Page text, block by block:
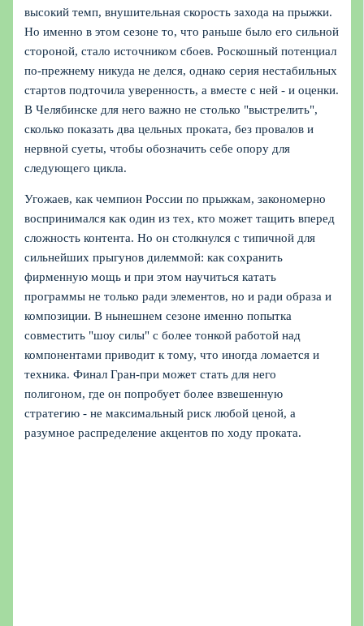
высокий темп, внушительная скорость захода на прыжки.
Но именно в этом сезоне то, что раньше было его сильной
стороной, стало источником сбоев. Роскошный потенциал
по-прежнему никуда не делся, однако серия нестабильных
стартов подточила уверенность, а вместе с ней - и оценки.
В Челябинске для него важно не столько "выстрелить",
сколько показать два цельных проката, без провалов и
нервной суеты, чтобы обозначить себе опору для
следующего цикла.
Угожаев, как чемпион России по прыжкам, закономерно
воспринимался как один из тех, кто может тащить вперед
сложность контента. Но он столкнулся с типичной для
сильнейших прыгунов дилеммой: как сохранить
фирменную мощь и при этом научиться катать
программы не только ради элементов, но и ради образа и
композиции. В нынешнем сезоне именно попытка
совместить "шоу силы" с более тонкой работой над
компонентами приводит к тому, что иногда ломается и
техника. Финал Гран-при может стать для него
полигоном, где он попробует более взвешенную
стратегию - не максимальный риск любой ценой, а
разумное распределение акцентов по ходу проката.